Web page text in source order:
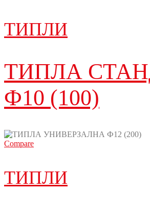
ТИПЛИ
ТИПЛА
Ф10 (100)
Compare
ТИПЛИ